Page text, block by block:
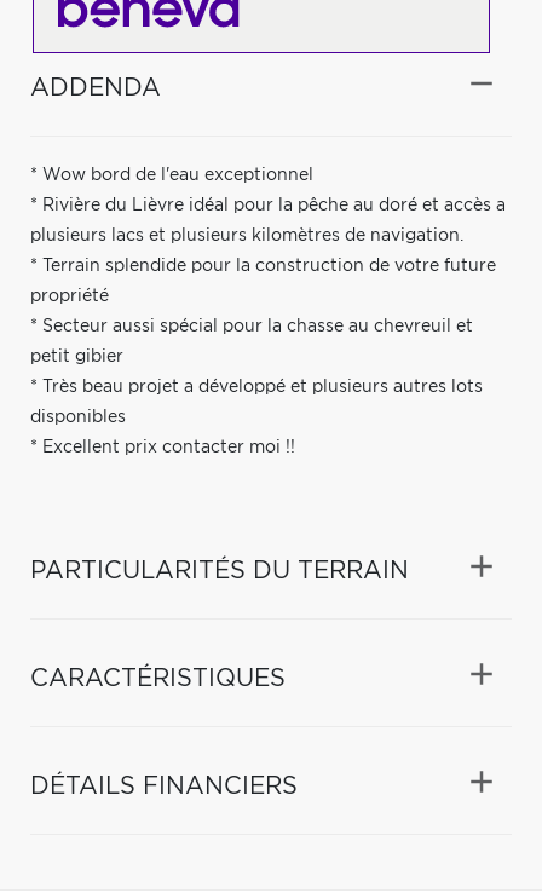
ADDENDA
* Wow bord de l'eau exceptionnel
* Rivière du Lièvre idéal pour la pêche au doré et accès a
plusieurs lacs et plusieurs kilomètres de navigation.
* Terrain splendide pour la construction de votre future
propriété
* Secteur aussi spécial pour la chasse au chevreuil et
petit gibier
* Très beau projet a développé et plusieurs autres lots
disponibles
* Excellent prix contacter moi !!
PARTICULARITÉS DU TERRAIN
CARACTÉRISTIQUES
DÉTAILS FINANCIERS